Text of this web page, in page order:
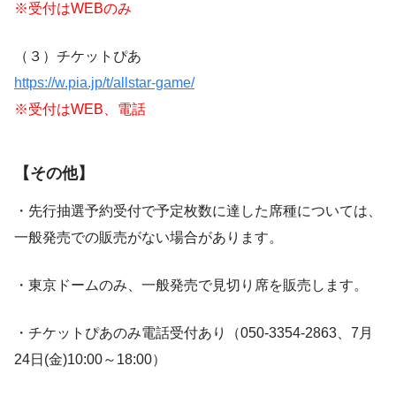
※受付はWEBのみ
（３）チケットぴあ
https://w.pia.jp/t/allstar-game/
※受付はWEB、電話
【その他】
・先行抽選予約受付で予定枚数に達した席種については、
一般発売での販売がない場合があります。
・東京ドームのみ、一般発売で見切り席を販売します。
・チケットぴあのみ電話受付あり（050-3354-2863、7月
24日(金)10:00～18:00）